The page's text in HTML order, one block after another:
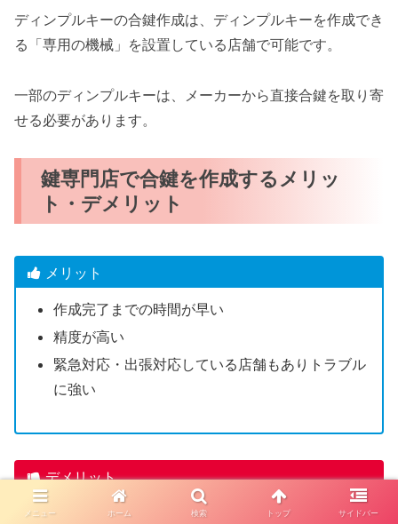
ディンプルキーの合鍵作成は、ディンプルキーを作成でき
る「専用の機械」を設置している店舗で可能です。
一部のディンプルキーは、メーカーから直接合鍵を取り寄
せる必要があります。
鍵専門店で合鍵を作成するメリッ
ト・デメリット
メリット
作成完了までの時間が早い
精度が高い
緊急対応・出張対応している店舗もありトラブル
に強い
デメリット
一部のディンプルキーは店舗で合鍵作成できない
メニュー ホーム 検索 トップ サイドバー